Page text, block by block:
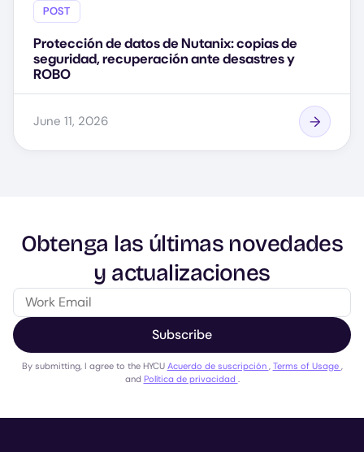
POST
Protección de datos de Nutanix: copias de
seguridad, recuperación ante desastres y
ROBO
June 11, 2026
Obtenga las últimas novedades
y actualizaciones
Subscribe
By submitting, I agree to the HYCU Acuerdo de suscripción Terms of Usage
and Política de privacidad